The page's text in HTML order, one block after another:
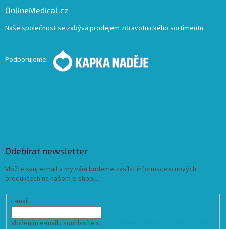
OnlineMedical.cz
Naše společnost se zabývá prodejem zdravotnického sortimentu.
Podporujeme:
Odebírat newsletter
Vložte svůj e-mail a my vám budeme zasílat informace o nových
produktech na našem e-shopu.
E-mail
Vložením e-mailu souhlasíte s